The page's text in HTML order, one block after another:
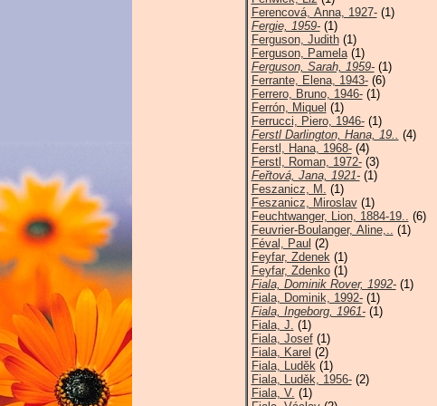
Ferencová, Anna, 1927-(1)
Fergie, 1959-(1)
Ferguson, Judith(1)
Ferguson, Pamela(1)
Ferguson, Sarah, 1959-(1)
Ferrante, Elena, 1943-(6)
Ferrero, Bruno, 1946-(1)
Ferrón, Miquel (1)
Ferrucci, Piero, 1946-(1)
Ferstl Darlington, Hana, 19.. (4)
Ferstl, Hana, 1968-(4)
Ferstl, Roman, 1972-(3)
Feřtová, Jana, 1921-(1)
Feszanicz, M. (1)
Feszanicz, Miroslav(1)
Feuchtwanger, Lion, 1884-19.. (6)
Feuvrier-Boulanger, Aline,.. (1)
Féval, Paul (2)
Feyfar, Zdenek(1)
Feyfar, Zdenko(1)
Fiala, Dominik Rover, 1992-(1)
Fiala, Dominik, 1992-(1)
Fiala, Ingeborg, 1961-(1)
Fiala, J. (1)
Fiala, Josef(1)
Fiala, Karel (2)
Fiala, Luděk(1)
Fiala, Luděk, 1956-(2)
Fiala, V. (1)